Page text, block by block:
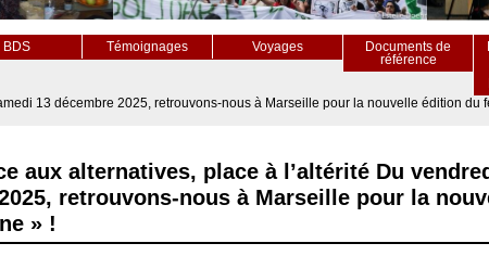
BDS Témoignages Voyages
Documents de
référence
13 décembre 2025, retrouvons-nous à Marseille pour la nouvelle édition du
aux alternatives, place à l’altérité Du
retrouvons-nous à Marseille pour la
» !